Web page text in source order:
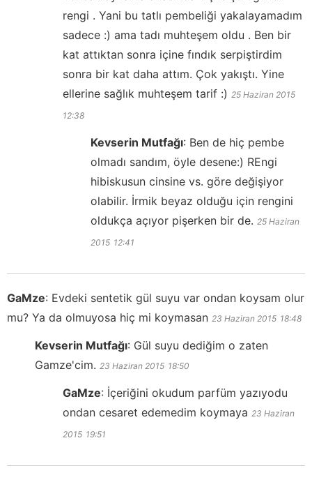
rengi . Yani bu tatlı pembeliği yakalayamadım
sadece :) ama tadı muhteşem oldu . Ben bir
kat attıktan sonra içine fındık serpiştirdim
sonra bir kat daha attım. Çok yakıştı. Yine
ellerine sağlık muhteşem tarif :) 25 Haziran 2015
12:38
Kevserin Mutfağı: Ben de hiç pembe
olmadı sandım, öyle desene:) REngi
hibiskusun cinsine vs. göre değişiyor
olabilir. İrmik beyaz olduğu için rengini
oldukça açıyor pişerken bir de. 25 Haziran
2015 12:41
GaMze: Evdeki sentetik gül suyu var ondan koysam olur
mu? Ya da olmuyosa hiç mi koymasan 23 Haziran 2015 18:48
Kevserin Mutfağı: Gül suyu dediğim o zaten
Gamze'cim. 23 Haziran 2015 18:50
GaMze: İçeriğini okudum parfüm yazıyodu
ondan cesaret edemedim koymaya 23 Haziran
2015 19:51